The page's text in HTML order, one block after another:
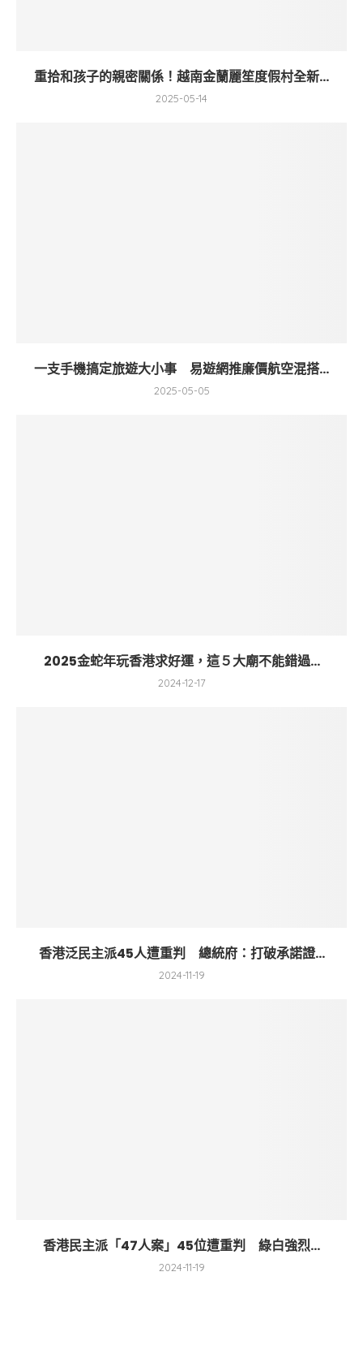
重拾和孩子的親密關係！越南金蘭麗笙度假村全新...
2025-05-14
一支手機搞定旅遊大小事 易遊網推廉價航空混搭...
2025-05-05
2025金蛇年玩香港求好運，這５大廟不能錯過...
2024-12-17
香港泛民主派45人遭重判 總統府：打破承諾證...
2024-11-19
香港民主派「47人案」45位遭重判 綠白強烈...
2024-11-19